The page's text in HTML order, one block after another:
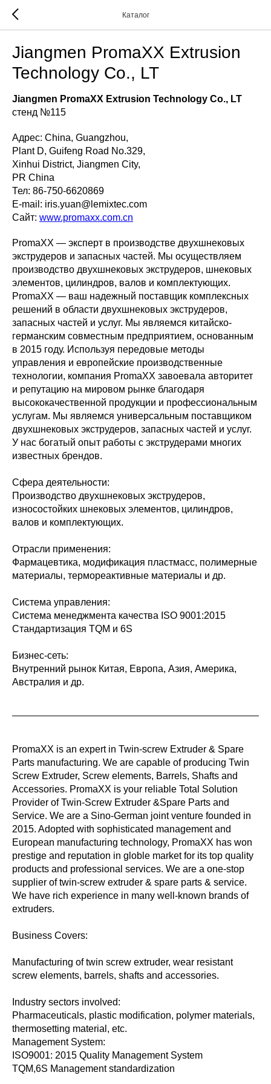
Каталог
Jiangmen PromaXX Extrusion
Technology Co., LT
Jiangmen PromaXX Extrusion Technology Co., LT
стенд №115
Адрес: China, Guangzhou,
Plant D, Guifeng Road No.329,
Xinhui District, Jiangmen City,
PR China
Тел: 86-750-6620869
E-mail: iris.yuan@lemixtec.com
Сайт: www.promaxx.com.cn
PromaXX — эксперт в производстве двухшнековых
экструдеров и запасных частей. Мы осуществляем
производство двухшнековых экструдеров, шнековых
элементов, цилиндров, валов и комплектующих.
PromaXX — ваш надежный поставщик комплексных
решений в области двухшнековых экструдеров,
запасных частей и услуг. Мы являемся китайско-
германским совместным предприятием, основанным
в 2015 году. Используя передовые методы
управления и европейские производственные
технологии, компания PromaXX завоевала авторитет
и репутацию на мировом рынке благодаря
высококачественной продукции и профессиональным
услугам. Мы являемся универсальным поставщиком
двухшнековых экструдеров, запасных частей и услуг.
У нас богатый опыт работы с экструдерами многих
известных брендов.
Сфера деятельности:
Производство двухшнековых экструдеров,
износостойких шнековых элементов, цилиндров,
валов и комплектующих.
Отрасли применения:
Фармацевтика, модификация пластмасс, полимерные
материалы, термореактивные материалы и др.
Система управления:
Система менеджмента качества ISO 9001:2015
Стандартизация TQM и 6S
Бизнес-сеть:
Внутренний рынок Китая, Европа, Азия, Америка,
Австралия и др.
PromaXX is an expert in Twin-screw Extruder & Spare
Parts manufacturing. We are capable of producing Twin
Screw Extruder, Screw elements, Barrels, Shafts and
Accessories. PromaXX is your reliable Total Solution
Provider of Twin-Screw Extruder &Spare Parts and
Service. We are a Sino-German joint venture founded in
2015. Adopted with sophisticated management and
European manufacturing technology, PromaXX has won
prestige and reputation in globle market for its top quality
products and professional services. We are a one-stop
supplier of twin-screw extruder & spare parts & service.
We have rich experience in many well-known brands of
extruders.
Business Covers:
Manufacturing of twin screw extruder, wear resistant
screw elements, barrels, shafts and accessories.
Industry sectors involved:
Pharmaceuticals, plastic modification, polymer materials,
thermosetting material, etc.
Management System:
ISO9001: 2015 Quality Management System
TQM,6S Management standardization